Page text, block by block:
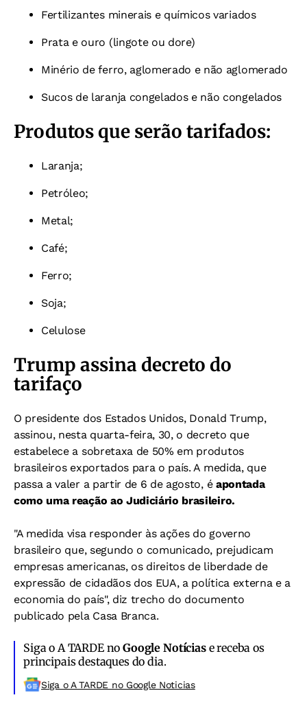
Fertilizantes minerais e químicos variados
Prata e ouro (lingote ou dore)
Minério de ferro, aglomerado e não aglomerado
Sucos de laranja congelados e não congelados
Produtos que serão tarifados:
Laranja;
Petróleo;
Metal;
Café;
Ferro;
Soja;
Celulose
Trump assina decreto do
tarifaço
O presidente dos Estados Unidos, Donald Trump,
assinou, nesta quarta-feira, 30, o decreto que
estabelece a sobretaxa de 50% em produtos
brasileiros exportados para o país. A medida, que
passa a valer a partir de 6 de agosto, é apontada
como uma reação ao Judiciário brasileiro.
"A medida visa responder às ações do governo
brasileiro que, segundo o comunicado, prejudicam
empresas americanas, os direitos de liberdade de
expressão de cidadãos dos EUA, a política externa e a
economia do país", diz trecho do documento
publicado pela Casa Branca.
Siga o A TARDE noGoogle Notíciase receba os
principais destaques do dia.
Siga o A TARDE no Google Noticias